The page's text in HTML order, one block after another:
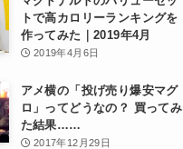
トで高カロリーランキングを
作ってみた｜2019年4月
2019年4月6日
アメ横の「投げ売り爆安マグ
ロ」ってどうなの？ 買ってみ
た結果……
2017年12月29日